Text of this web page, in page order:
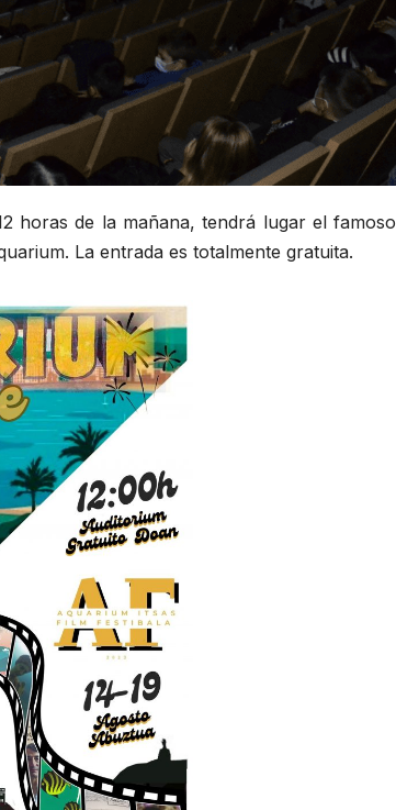
horas de la mañana, tendrá lugar el famoso
La entrada es totalmente gratuita.